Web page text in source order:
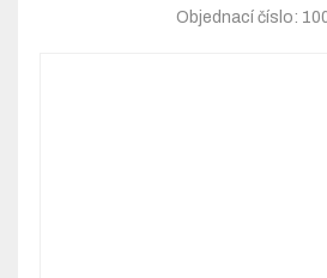
Objednací číslo: